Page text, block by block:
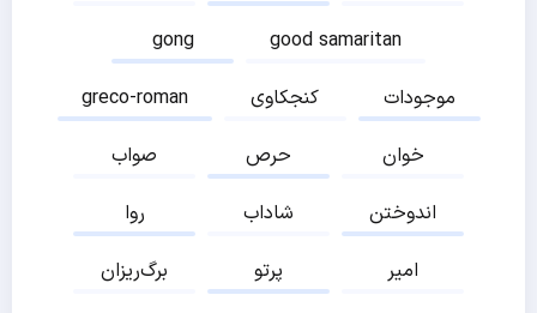
gong
good samaritan
greco-roman
کنجکاوی
موجودات
صواب
حرص
خوان
روا
شاداب
اندوختن
برگ‌ریزان
پرتو
امیر